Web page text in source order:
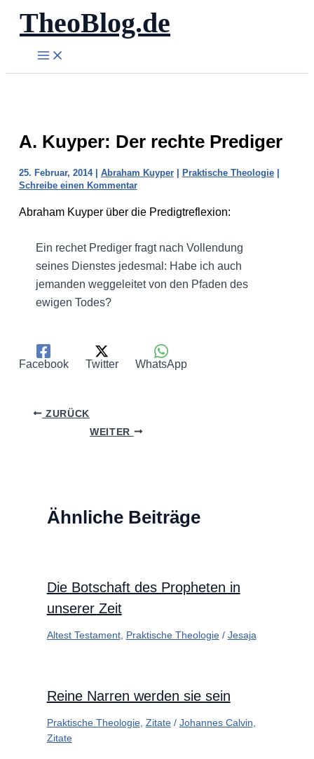
Zum
Inhalt
springen
TheoBlog.de
A. Kuyper: Der rechte Prediger
25. Februar, 2014 | Abraham Kuyper| Praktische Theologie|
Schreibe einen Kommentar
Abraham Kuyper über die Predigtreflexion:
Ein rechet Prediger fragt nach Vollendung
seines Dienstes jedesmal: Habe ich auch
jemanden weggeleitet von den Pfaden des
ewigen Todes?
Facebook Twitter WhatsApp
ZURÜCK
WEITER
Ähnliche Beiträge
Die Botschaft des Propheten in
unserer Zeit
Altest Testament, Praktische Theologie/ Jesaja
Reine Narren werden sie sein
Praktische Theologie, Zitate/ Johannes Calvin,
Zitate